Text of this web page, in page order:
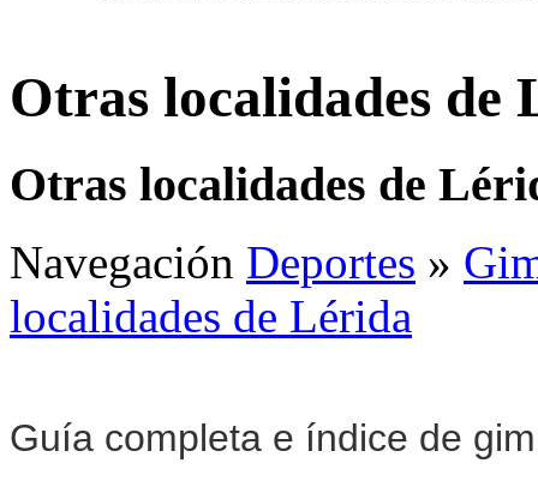
Otras localidades de
Otras localidades de
Navegación Deportes »
localidades de Lérida
Guía completa e índice de